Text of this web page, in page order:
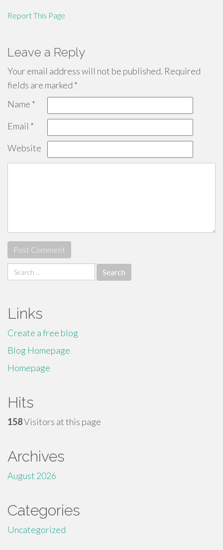
Report This Page
Leave a Reply
Your email address will not be published. Required
fields are marked *
Name *
Email *
Website
Search
for:
Links
Create a free blog
Blog Homepage
Homepage
Hits
158Visitors at this page
Archives
August 2026
Categories
Uncategorized